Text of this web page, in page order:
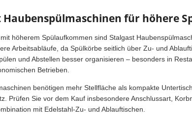
Haubenspülmaschinen für höhere
höherem Spülaufkommen sind Stalgast
Arbeitsabläufe, da Spülkörbe seitlich über Zu- und
und Abstellen besser organisieren – besonders in
Betrieben.
benötigen mehr Stellfläche als kompakte
Prüfen Sie vor dem Kauf insbesondere Anschlussart,
mit Edelstahl-Zu- und Ablauftischen.